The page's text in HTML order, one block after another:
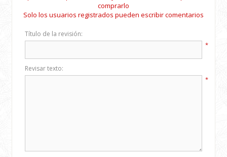
comprarlo
Solo los usuarios registrados pueden escribir comentarios
Título de la revisión:
*
Revisar texto:
*